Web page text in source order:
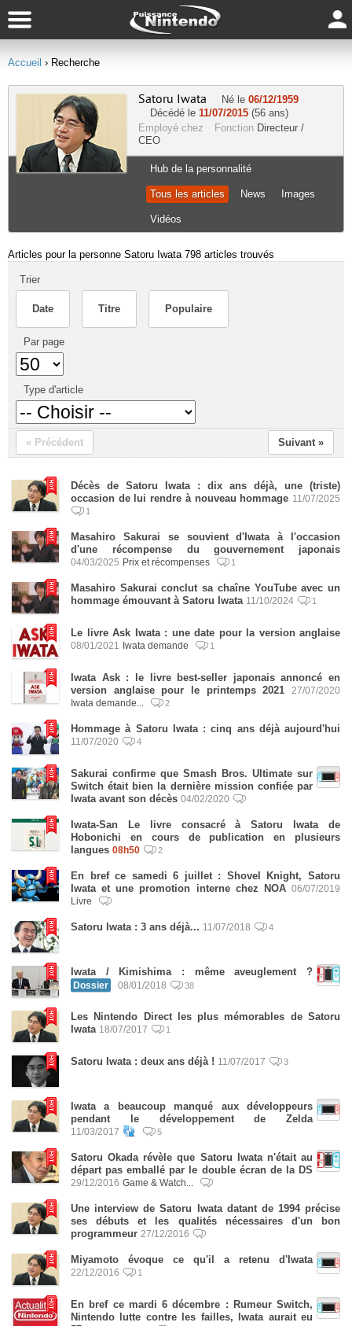
Accueil › Recherche
Satoru Iwata Né le 06/12/1959
Décédé le 11/07/2015 (56 ans)
Employé chez
Fonction Directeur /
CEO
Hub de la personnalité
Tous les articles News Images
Vidéos
Articles pour la personne Satoru Iwata 798 articles trouvés
Trier
Date Titre Populaire
Par page
Type d'article
« Précédent Suivant »
Décès de Satoru Iwata : dix ans déjà, une (triste)
occasion de lui rendre à nouveau hommage 11/07/2025
1
Masahiro Sakurai se souvient d'Iwata à l'occasion
d'une récompense du gouvernement japonais
04/03/2025 Prix et récompenses 1
Masahiro Sakurai conclut sa chaîne YouTube avec un
hommage émouvant à Satoru Iwata 11/10/2024 1
Le livre Ask Iwata : une date pour la version anglaise
08/01/2021 Iwata demande 1
Iwata Ask : le livre best-seller japonais annoncé en
version anglaise pour le printemps 2021
27/07/2020
Iwata demande...
2
Hommage à Satoru Iwata : cinq ans déjà aujourd'hui
11/07/2020 4
Sakurai confirme que Smash Bros. Ultimate sur
Switch était bien la dernière mission confiée par
Iwata avant son décès 04/02/2020
Iwata-San Le livre consacré à Satoru Iwata de
Hobonichi en cours de publication en plusieurs
langues 08h50 2
En bref ce samedi 6 juillet : Shovel Knight, Satoru
Iwata et une promotion interne chez NOA 06/07/2019
Livre
Satoru Iwata : 3 ans déjà... 11/07/2018 4
Iwata / Kimishima : même aveuglement ?
Dossier 08/01/2018 38
Les Nintendo Direct les plus mémorables de Satoru
Iwata 18/07/2017 1
Satoru Iwata : deux ans déjà ! 11/07/2017 3
Iwata a beaucoup manqué aux développeurs
pendant le développement de Zelda
11/03/2017 5
Satoru Okada révèle que Satoru Iwata n'était au
départ pas emballé par le double écran de la DS
29/12/2016 Game & Watch...
Une interview de Satoru Iwata datant de 1994 précise
ses débuts et les qualités nécessaires d'un bon
programmeur 27/12/2016
Miyamoto évoque ce qu'il a retenu d'Iwata
22/12/2016 1
En bref ce mardi 6 décembre : Rumeur Switch,
Nintendo lutte contre les failles, Iwata aurait eu